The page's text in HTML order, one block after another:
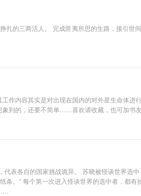
扎的三两活人。 完成匪夷所思的生路，接引
作内容其实是对出现在国内的对外星生命体
到的，还要不简单……喜欢请收藏，也可加书
表各自的国家挑战诡异。 苏晓被怪谈世界选
。” 每个第一次进入怪谈世界的选中者，都